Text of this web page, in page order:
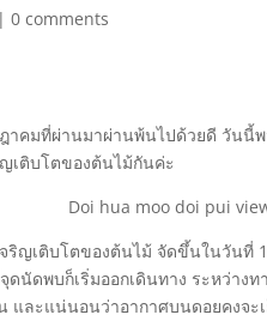
|0 comments
าคมที่ผ่านมาผ่านพ้นไปด้วยดี วันนี้
เติบโตของต้นไม้กันค่ะ
ริญเติบโตของต้นไม้ จัดขึ้นในวันที่
นัดพบก็เริ่มออกเดินทาง ระหว่าง
และแน่นอนว่าอากาศบนดอยคงจ